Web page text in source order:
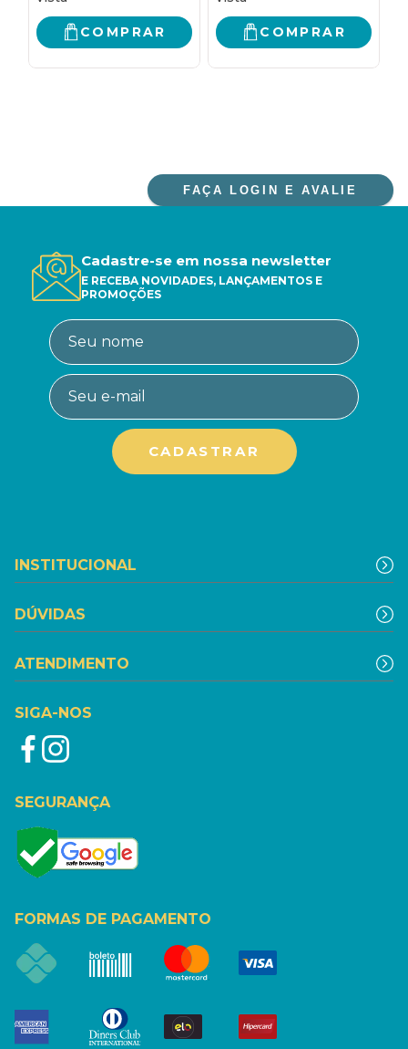
COMPRAR COMPRAR
FAÇA LOGIN E AVALIE
Cadastre-se em nossa newsletter
E RECEBA NOVIDADES, LANÇAMENTOS E
PROMOÇÕES
INSTITUCIONAL
DÚVIDAS
ATENDIMENTO
SIGA-NOS
SEGURANÇA
FORMAS DE PAGAMENTO